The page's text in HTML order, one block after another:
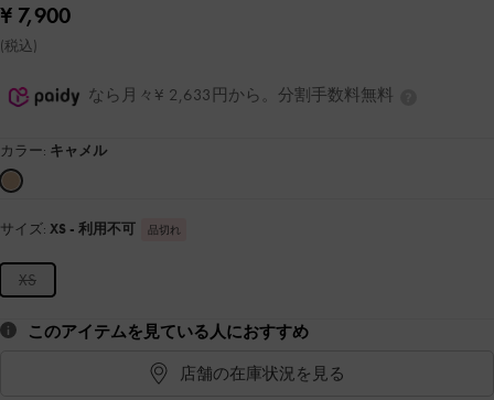
¥ 7,900
(税込)
なら月々¥ 2,633円から。分割手数料無料
カラー: キャメル
サイズ: XS - 利用不可 品切れ
XS
このアイテムを見ている人におすすめ
店舗の在庫状況を見る